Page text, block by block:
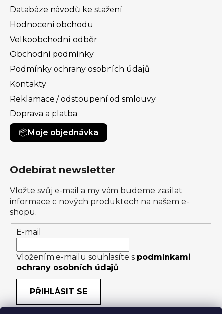
Databáze návodů ke stažení
Hodnocení obchodu
Velkoobchodní odběr
Obchodní podmínky
Podmínky ochrany osobních údajů
Kontakty
Reklamace / odstoupení od smlouvy
Doprava a platba
Moje objednávka
Odebírat newsletter
Vložte svůj e-mail a my vám budeme zasílat
informace o nových produktech na našem e-
shopu.
E-mail
Vložením e-mailu souhlasíte s podmínkami
ochrany osobních údajů
PŘIHLÁSIT SE